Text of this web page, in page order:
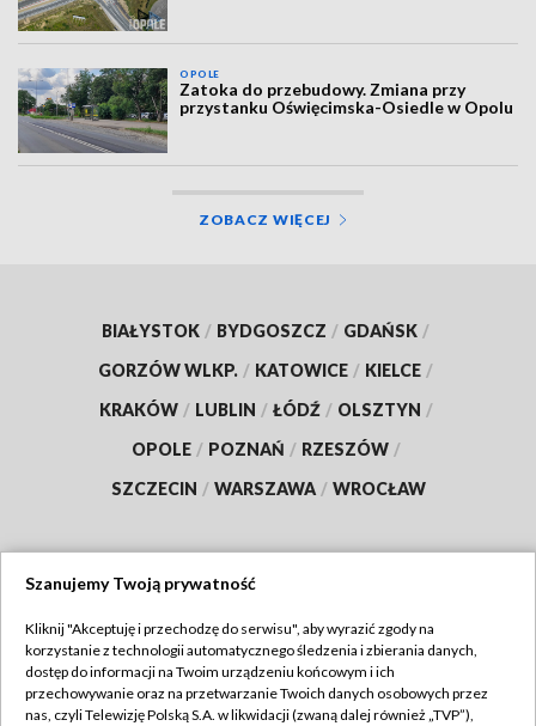
OPOLE
Zatoka do przebudowy. Zmiana przy
przystanku Oświęcimska-Osiedle w Opolu
ZOBACZ WIĘCEJ
BIAŁYSTOK / BYDGOSZCZ / GDAŃSK /
GORZÓW WLKP. / KATOWICE / KIELCE /
KRAKÓW / LUBLIN / ŁÓDŹ / OLSZTYN /
OPOLE / POZNAŃ / RZESZÓW /
SZCZECIN / WARSZAWA / WROCŁAW
TVP
Abonament TVP
Regulamin TVP
Szanujemy Twoją prywatność
Kliknij "Akceptuję i przechodzę do serwisu", aby wyrazić zgody na
korzystanie z technologii automatycznego śledzenia i zbierania danych,
dostęp do informacji na Twoim urządzeniu końcowym i ich
przechowywanie oraz na przetwarzanie Twoich danych osobowych przez
nas, czyli Telewizję Polską S.A. w likwidacji (zwaną dalej również „TVP”),